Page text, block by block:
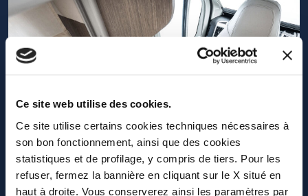
Ce site web utilise des cookies.
Ce site utilise certains cookies techniques nécessaires à
son bon fonctionnement, ainsi que des cookies
statistiques et de profilage, y compris de tiers. Pour les
refuser, fermez la bannière en cliquant sur le X situé en
haut à droite. Vous conserverez ainsi les paramètres par